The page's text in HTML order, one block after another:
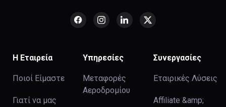
Η Εταιρεία
Ποιοί Είμαστε
Γιατί να μας
Υπηρεσίες
Μεταφορές
Αεροδρομίου
Συνεργασίες
Εταιρικές Λύσεις
Affiliate &amp;